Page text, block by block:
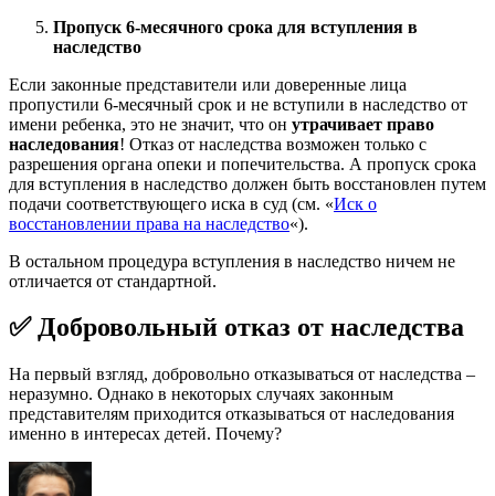
Пропуск 6-месячного срока для вступления в
наследство
Если законные представители или доверенные лица
пропустили 6-месячный срок и не вступили в наследство от
имени ребенка, это не значит, что он утрачивает право
наследования! Отказ от наследства возможен только с
разрешения органа опеки и попечительства. А пропуск срока
для вступления в наследство должен быть восстановлен путем
подачи соответствующего иска в суд (см. «Иск о
восстановлении права на наследство«).
В остальном процедура вступления в наследство ничем не
отличается от стандартной.
✅ Добровольный отказ от наследства
На первый взгляд, добровольно отказываться от наследства –
неразумно. Однако в некоторых случаях законным
представителям приходится отказываться от наследования
именно в интересах детей. Почему?